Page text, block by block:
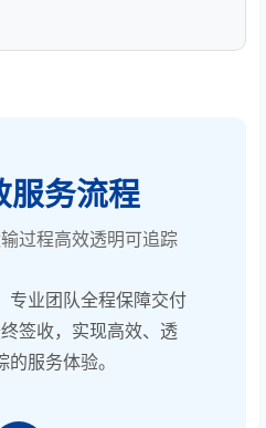
服务流程
过程高效透明可追踪
专业团队全程保障交付
签收，实现高效、透
的服务体验。